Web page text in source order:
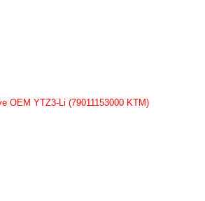
OEM YTZ3-Li (79011153000 KTM)